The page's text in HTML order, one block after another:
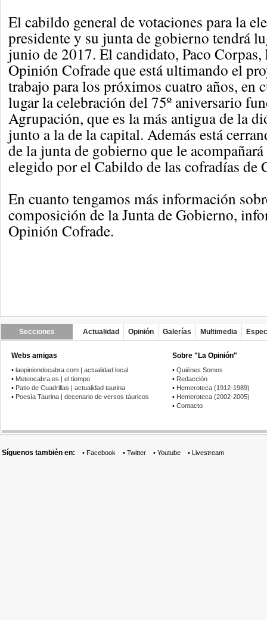
El cabildo general de votaciones para la
presidente y su junta de gobierno tendrá
junio de 2017. El candidato, Paco Corpas,
Opinión Cofrade que está ultimando el
trabajo para los próximos cuatro años, en
lugar la celebración del 75º aniversario
Agrupación, que es la más antigua de la
junto a la de la capital. Además está
de la junta de gobierno que le acompañará
elegido por el Cabildo de las cofradías de
En cuanto tengamos más información
composición de la Junta de Gobierno,
Opinión Cofrade.
Secciones Actualidad Opinión Galerías Multimedia
Webs amigas
• laopiniondecabra.com | actualidad local
• Meteocabra.es | el tiempo
• Patio de Cuadrillas | actualidad taurina
• Poesía Taurina | decenario de versos táuricos
Sobre "La Opinión"
• Quiénes Somos
• Redacción
• Hemeroteca (1912-1989)
• Hemeroteca (2002-2005)
• Contacto
Síguenos también en: • Facebook • Twitter • Youtube • Livestream